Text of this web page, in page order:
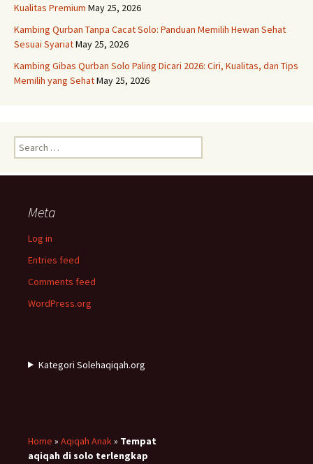
Kualitas Premium May 25, 2026
Kambing Qurban Tanpa Cacat Solo: Panduan Memilih Hewan Sehat
Sesuai SyariatMay 25, 2026
Kambing Gibas Qurban Solo Paling Dicari 2026: Ciri, Kualitas, dan Tips
Memilih yang SehatMay 25, 2026
Search
for:
Meta
Log in
Entries feed
Comments feed
WordPress.org
Kategori Solehaqiqah.org
Home » Aqiqah Anak » Tempat
aqiqah di solo terlengkap